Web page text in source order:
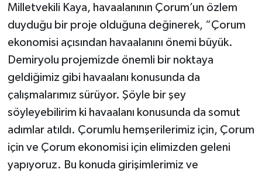
Milletvekili Kaya, havaalanının Çorum’un özlem
duyduğu bir proje olduğuna değinerek, “Çorum
ekonomisi açısından havaalanını önemi büyük.
Demiryolu projemizde önemli bir noktaya
geldiğimiz gibi havaalanı konusunda da
çalışmalarımız sürüyor. Şöyle bir şey
söyleyebilirim ki havaalanı konusunda da somut
adımlar atıldı. Çorumlu hemşerilerimiz için, Çorum
için ve Çorum ekonomisi için elimizden geleni
yapıyoruz. Bu konuda girişimlerimiz ve